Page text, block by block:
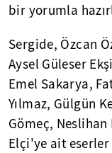
bir yorumla
Sergide, Özcan
Aysel Güleser
Emel Sakarya,
Yılmaz, Gülgün
Gömeç,
Elçi'ye ait eserler